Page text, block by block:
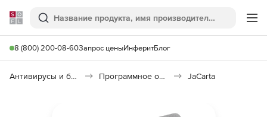
Softline
Поиск
8 (800) 200-08-60Запрос ценыИнферитБлог
Антивирусы и безопасность Программное обеспечение для контроля доступа JaCarta